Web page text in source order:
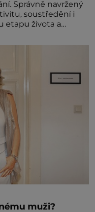
Správně navržený
soustředění i
etapu života a
proto by pokoj
muži?